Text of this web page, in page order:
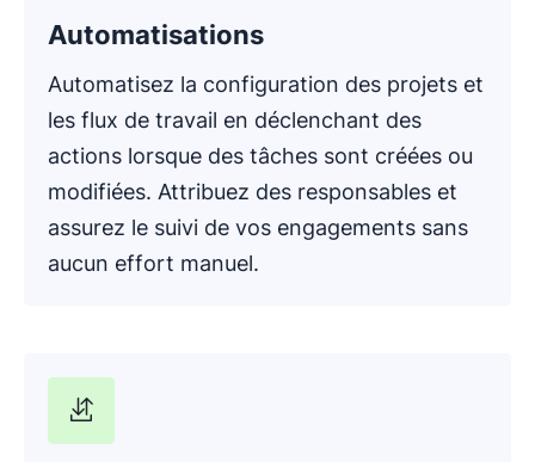
Automatisations
Automatisez la configuration des projets et
les flux de travail en déclenchant des
actions lorsque des tâches sont créées ou
modifiées. Attribuez des responsables et
assurez le suivi de vos engagements sans
aucun effort manuel.